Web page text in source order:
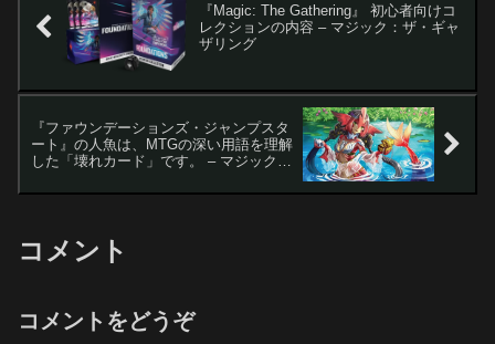
『Magic: The Gathering』 初心者向けコ
レクションの内容 – マジック：ザ・ギャ
ザリング
『ファウンデーションズ・ジャンプスタ
ート』の人魚は、MTGの深い用語を理解
した「壊れカード」です。 – マジック：
コメント
コメントをどうぞ